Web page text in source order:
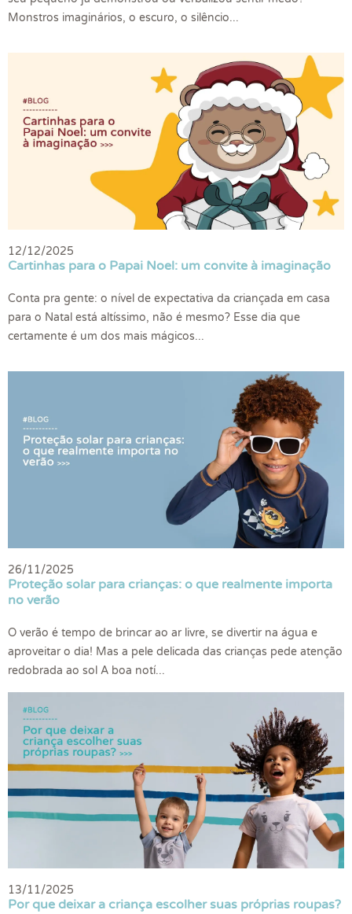
Monstros imaginários, o escuro, o silêncio...
12/12/2025
Cartinhas para o Papai Noel: um convite à imaginação
Conta pra gente: o nível de expectativa da criançada em casa
para o Natal está altíssimo, não é mesmo? Esse dia que
certamente é um dos mais mágicos...
26/11/2025
Proteção solar para crianças: o que realmente importa
no verão
O verão é tempo de brincar ao ar livre, se divertir na água e
aproveitar o dia! Mas a pele delicada das crianças pede atenção
redobrada ao sol A boa notí...
13/11/2025
Por que deixar a criança escolher suas próprias roupas?